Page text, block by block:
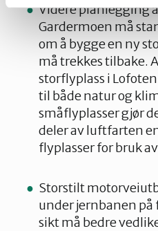
Videre planlegging
Gardermoen må
om å bygge en ny
må trekkes tilbake.
storflyplass i
til både natur og
småflyplasser gjør
deler av luftfarten
flyplasser for bruk
Storstilt
under jernbanen på
sikt må bedre